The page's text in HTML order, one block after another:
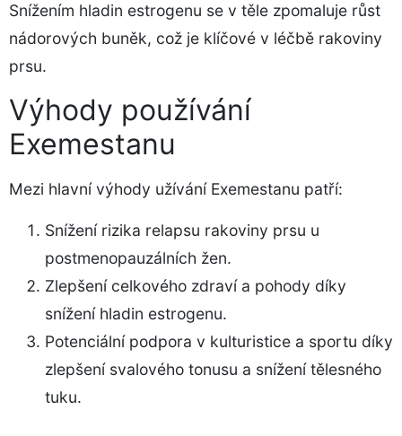
Snížením hladin estrogenu se v těle zpomaluje růst
nádorových buněk, což je klíčové v léčbě rakoviny
prsu.
Výhody používání
Exemestanu
Mezi hlavní výhody užívání Exemestanu patří:
Snížení rizika relapsu rakoviny prsu u
postmenopauzálních žen.
Zlepšení celkového zdraví a pohody díky
snížení hladin estrogenu.
Potenciální podpora v kulturistice a sportu díky
zlepšení svalového tonusu a snížení tělesného
tuku.